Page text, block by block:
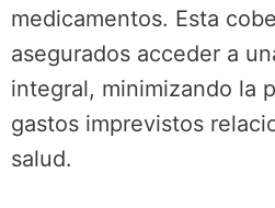
medicamentos. Esta
asegurados acceder a
integral, minimizando la
gastos imprevistos
salud.